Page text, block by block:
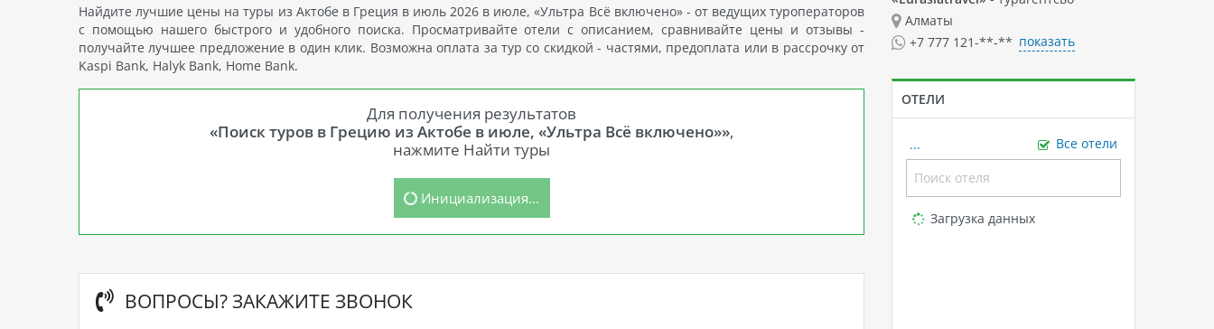
Найдите лучшие цены на туры из Актобе в Греция в июль 2026 в июле, «Ультра Всё включено» - от ведущих туроператоров
с помощью нашего быстрого и удобного поиска. Просматривайте отели с описанием, сравнивайте цены и отзывы -
получайте лучшее предложение в один клик. Возможна оплата за тур со скидкой - частями, предоплата или в рассрочку от
Kaspi Bank, Halyk Bank, Home Bank.
Для получения результатов
«Поиск туров в Грецию из Актобе в июле, «Ультра Всё включено»»,
нажмите Найти туры
Инициализация...
ВОПРОСЫ? ЗАКАЖИТЕ ЗВОНОК
Алматы
+7 777 121-**-** показать
ОТЕЛИ
... Все отели
Loading...
Загрузка данных